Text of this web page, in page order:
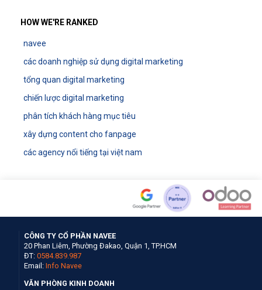
HOW WE'RE RANKED
navee
các doanh nghiệp sử dụng digital marketing
tổng quan digital marketing
chiến lược digital marketing
phân tích khách hàng mục tiêu
xây dựng content cho fanpage
các agency nổi tiếng tại việt nam
CÔNG TY CỔ PHẦN NAVEE
20 Phan Liêm, Phường Đakao, Quận 1, TP.HCM
ĐT: 0584.839.987
Email: Info Navee
VĂN PHÒNG KINH DOANH